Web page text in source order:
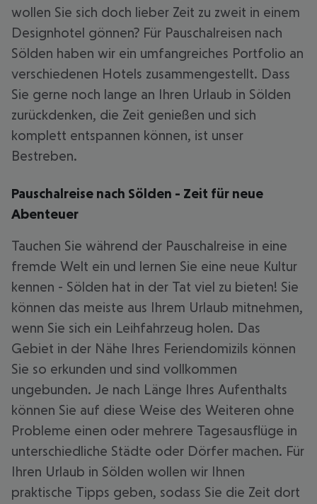
wollen Sie sich doch lieber Zeit zu zweit in einem
Designhotel gönnen? Für Pauschalreisen nach
Sölden haben wir ein umfangreiches Portfolio an
verschiedenen Hotels zusammengestellt. Dass
Sie gerne noch lange an Ihren Urlaub in Sölden
zurückdenken, die Zeit genießen und sich
komplett entspannen können, ist unser
Bestreben.
Pauschalreise nach Sölden - Zeit für neue
Abenteuer
Tauchen Sie während der Pauschalreise in eine
fremde Welt ein und lernen Sie eine neue Kultur
kennen - Sölden hat in der Tat viel zu bieten! Sie
können das meiste aus Ihrem Urlaub mitnehmen,
wenn Sie sich ein Leihfahrzeug holen. Das
Gebiet in der Nähe Ihres Feriendomizils können
Sie so erkunden und sind vollkommen
ungebunden. Je nach Länge Ihres Aufenthalts
können Sie auf diese Weise des Weiteren ohne
Probleme einen oder mehrere Tagesausflüge in
unterschiedliche Städte oder Dörfer machen. Für
Ihren Urlaub in Sölden wollen wir Ihnen
praktische Tipps geben, sodass Sie die Zeit dort